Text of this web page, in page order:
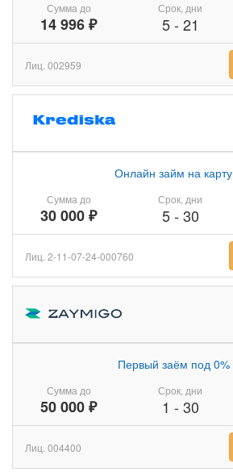
Сумма до
14 996 ₽
Срок, дни
5- 21
Лиц. 002959
Сумма до
30 000 ₽
Онлайн займ на карту
Срок, дни
5- 30
Лиц. 2-11-07-24-000760
Сумма до
50 000 ₽
Первый заём под 0%
Срок, дни
1 - 30
Лиц. 004400